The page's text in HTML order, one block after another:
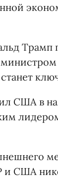
Трамп
США в
и США